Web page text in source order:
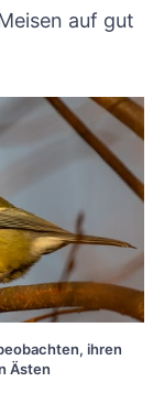
auf gut
ihren
Ästen